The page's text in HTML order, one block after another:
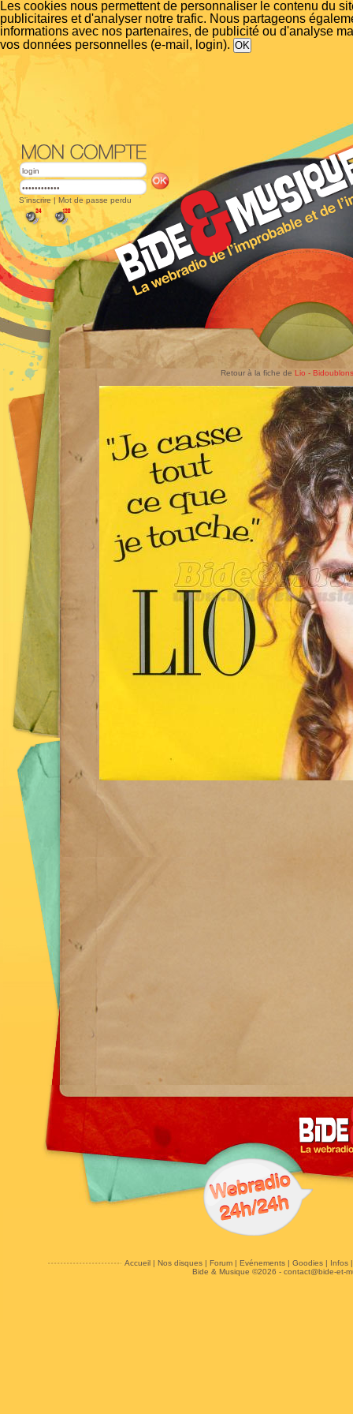
Les cookies nous permettent de personnaliser le contenu du
publicitaires et d'analyser notre trafic. Nous partageons
informations avec nos partenaires, de publicité ou d'analyse
vos données personnelles (e-mail, login).
S'inscrire | Mot de passe perdu
Retour à la fiche de Lio -
Accueil| Nos disques| Forum| Evénements| Goodies| Infos
Bide & Musique ©2026 - contact@bide-et-